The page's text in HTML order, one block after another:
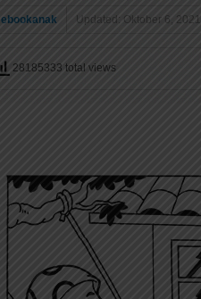
ebookanak Updated: Oktober 6, 2021
28185333 total views